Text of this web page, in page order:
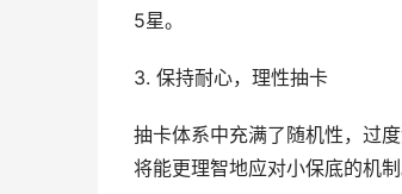
5星。
3. 保持耐心，理性抽卡
抽卡体系中充满了随机性，过
将能更理智地应对小保底的机